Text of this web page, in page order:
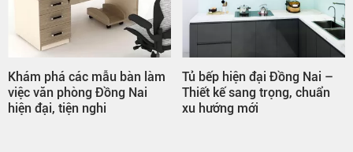
Khám phá các mẫu bàn làm
việc văn phòng Đồng Nai
hiện đại, tiện nghi
Tủ bếp hiện đại Đồng Nai –
Thiết kế sang trọng, chuẩn
xu hướng mới